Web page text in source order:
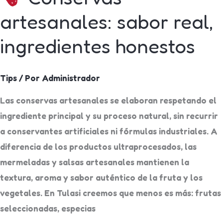
artesanales: sabor real,
ingredientes honestos
Tips/ Por Administrador
Las conservas artesanales se elaboran respetando el
ingrediente principal y su proceso natural, sin recurrir
a conservantes artificiales ni fórmulas industriales. A
diferencia de los productos ultraprocesados, las
mermeladas y salsas artesanales mantienen la
textura, aroma y sabor auténtico de la fruta y los
vegetales. En Tulasi creemos que menos es más: frutas
seleccionadas, especias